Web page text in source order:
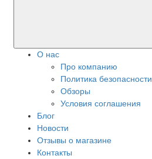
О нас
Про компанию
Политика безопасности
Обзоры
Условия соглашения
Блог
Новости
Отзывы о магазине
Контакты